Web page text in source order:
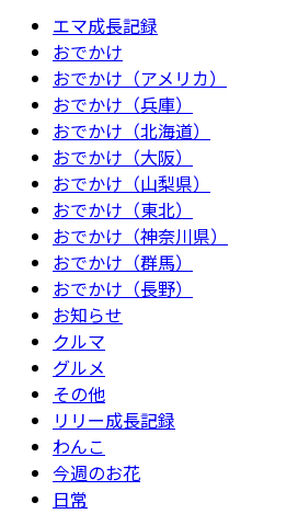
エマ成長記録
おでかけ
おでかけ（アメリカ）
おでかけ（兵庫）
おでかけ（北海道）
おでかけ（大阪）
おでかけ（山梨県）
おでかけ（東北）
おでかけ（神奈川県）
おでかけ（群馬）
おでかけ（長野）
お知らせ
クルマ
グルメ
その他
リリー成長記録
わんこ
今週のお花
日常